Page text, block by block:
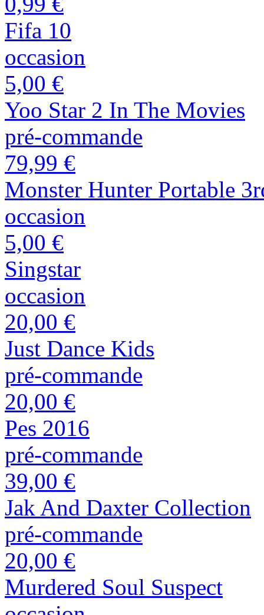
Fifa 10
occasion
5,00 €
Yoo Star 2 In The Movies
pré-commande
79,99 €
Monster Hunter Portable
occasion
5,00 €
Singstar
occasion
20,00 €
Just Dance Kids
pré-commande
20,00 €
Pes 2016
pré-commande
39,00 €
Jak And Daxter Collection
pré-commande
20,00 €
Murdered Soul Suspect